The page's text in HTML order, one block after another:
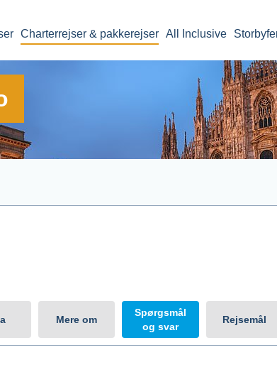
Charterrejser & pakkerejser All Inclusive
Mere om
Spørgsmål
og svar
Rejsemål